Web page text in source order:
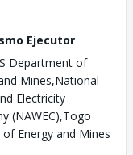
Ejecutor
Department of
Mines,National
Electricity
(NAWEC),Togo
Energy and Mines